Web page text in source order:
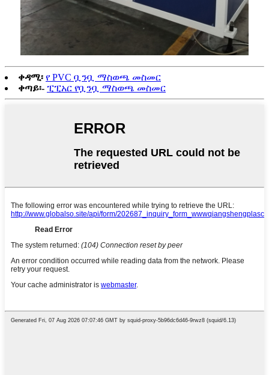
ቀዳሚ፡ የ PVC ቧንቧ ማስወጫ መስመር
ቀጣይ፡- ፒፒአር የቧንቧ ማስወጫ መስመር